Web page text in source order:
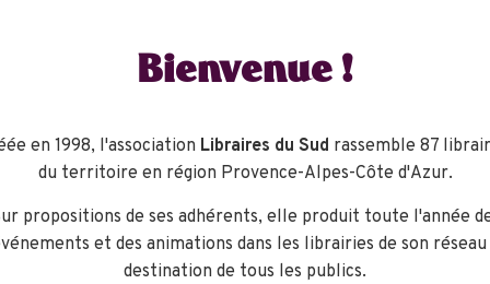
!): rencontre exceptionnelle avec le grand auteur américain,
Oliver GALLMEISTER, fondateur de éditions du même
fermé dans la journée (jour férié) mais ouvrira à 17H30 pour
Bienvenue !
en 1998, l'association Libraires du Sud rassemble 87
du territoire en région Provence-Alpes-Côte d'Azur.
propositions de ses adhérents, elle produit toute l'année
et des animations dans les librairies de son réseau
destination de tous les publics.